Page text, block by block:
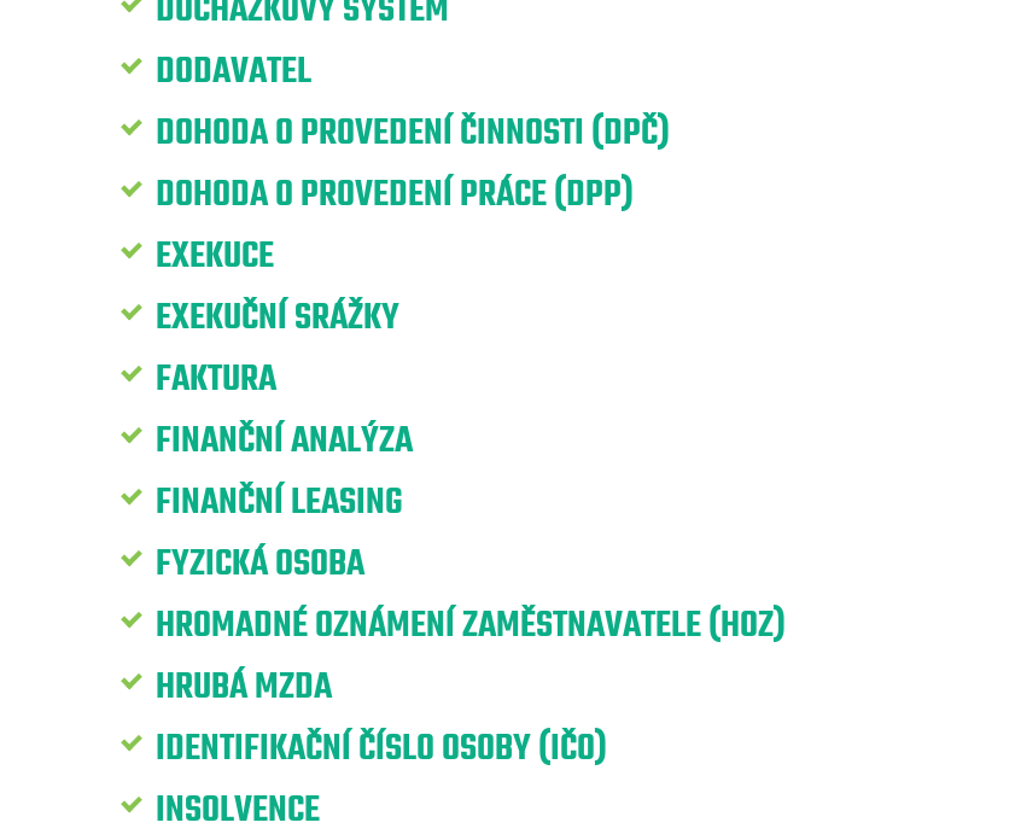
DODAVATEL
DOHODA O PROVEDENÍ ČINNOSTI (DPČ)
DOHODA O PROVEDENÍ PRÁCE (DPP)
EXEKUCE
EXEKUČNÍ SRÁŽKY
FAKTURA
FINANČNÍ ANALÝZA
FINANČNÍ LEASING
FYZICKÁ OSOBA
HROMADNÉ OZNÁMENÍ ZAMĚSTNAVATELE (HOZ)
HRUBÁ MZDA
IDENTIFIKAČNÍ ČÍSLO OSOBY (IČO)
INSOLVENCE